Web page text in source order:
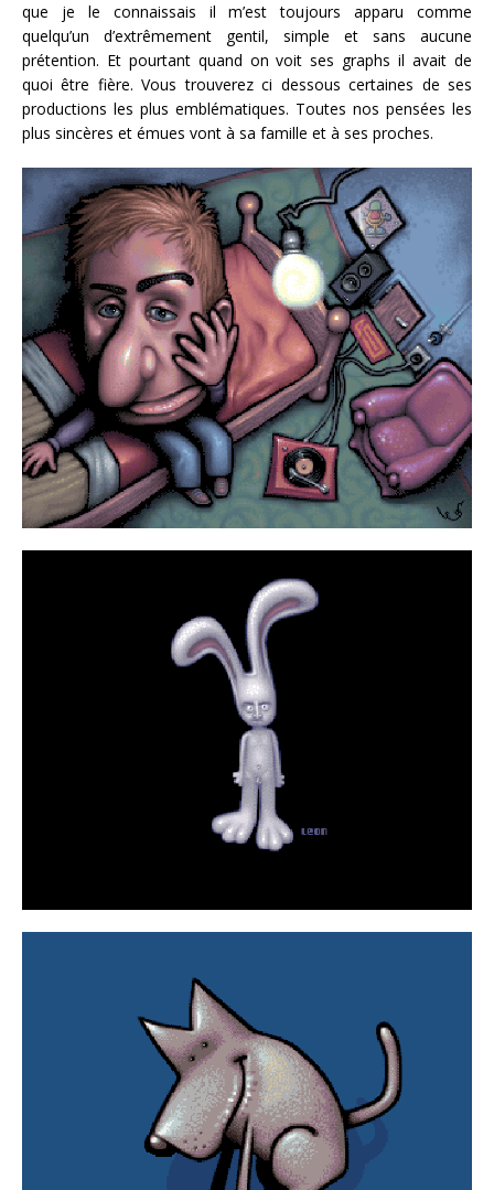
que je le connaissais il m’est toujours apparu comme
quelqu’un d’extrêmement gentil, simple et sans aucune
prétention. Et pourtant quand on voit ses graphs il avait de
quoi être fière. Vous trouverez ci dessous certaines de ses
productions les plus emblématiques. Toutes nos pensées les
plus sincères et émues vont à sa famille et à ses proches.